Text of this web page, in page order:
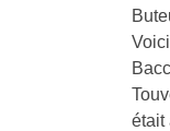
était